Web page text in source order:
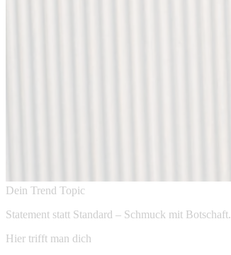
Dein Trend Topic
Statement statt Standard – Schmuck mit Botschaft.
Hier trifft man dich